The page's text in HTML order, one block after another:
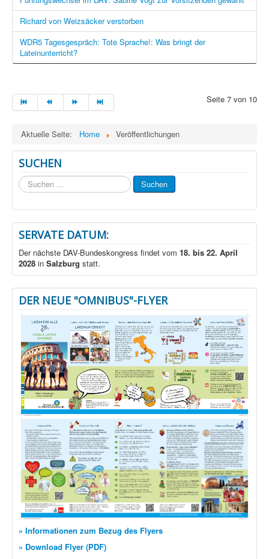
Richard von Weizsäcker verstorben
WDR5 Tagesgespräch: Tote Sprache!: Was bringt der
Lateinunterricht?
Seite 7 von 10
Aktuelle Seite: Home Veröffentlichungen
SUCHEN
Suchen
...
Suchen
SERVATE DATUM:
Der nächste DAV-Bundeskongress findet vom 18. bis 22. April
2028 in Salzburg statt.
DER NEUE "OMNIBUS"-FLYER
» Informationen zum Bezug des Flyers
» Download Flyer (PDF)